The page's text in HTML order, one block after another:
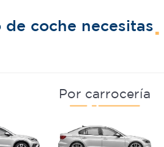
de coche necesitas
Por carrocería